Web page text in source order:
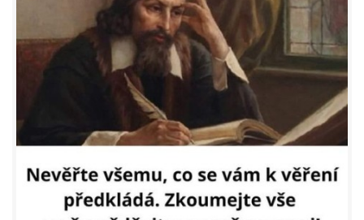
PROHLÁŠENÍ VLASTNÍKA 2023
DOMOVNÍ SCHŮZE DNE 13. 5. 2024 - VIDEO
ČLENSKÁ SCHŮZE 1. 2. 2024
SITUACE S G, GS